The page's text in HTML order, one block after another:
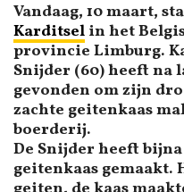
Vandaag, 10 maart,
Karditsel in het
provincie Limburg.
Snijder (60) heeft na
gevonden om zijn
zachte geitenkaas
boerderij.
De Snijder heeft
geitenkaas gemaakt.